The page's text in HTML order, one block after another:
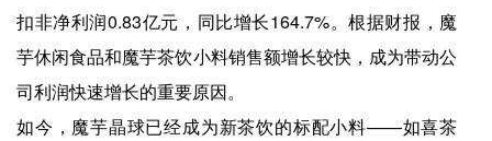
扣非净利润0.83亿元，同比增长164.7%。根据财报，魔
芋休闲食品和魔芋茶饮小料销售额增长较快，成为带动公
司利润快速增长的重要原因。
如今，魔芋晶球已经成为新茶饮的标配小料——如喜茶